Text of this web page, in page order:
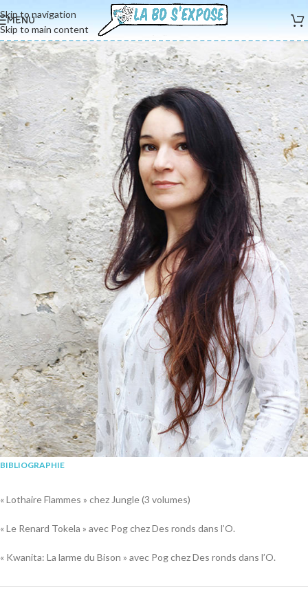
Skip to navigation
Skip to main content
MENU
BIBLIOGRAPHIE
« Lothaire Flammes » chez Jungle (3 volumes)
« Le Renard Tokela » avec Pog chez Des ronds dans l’O.
« Kwanita: La larme du Bison » avec Pog chez Des ronds dans l’O.